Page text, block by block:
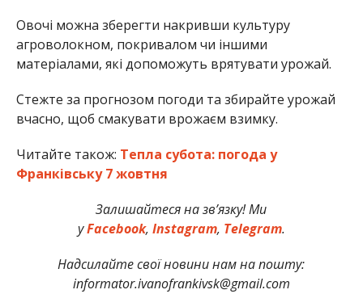
Овочі можна зберегти накривши культуру
агроволокном, покривалом чи іншими
матеріалами, які допоможуть врятувати урожай.
Стежте за прогнозом погоди та збирайте урожай
вчасно, щоб смакувати врожаєм взимку.
Читайте також: Тепла субота: погода у
Франківську 7 жовтня
Залишайтеся на зв’язку! Ми
уFacebook, Instagram, Telegram.
Надсилайте свої новини нам на пошту:
informator.ivanofrankivsk@gmail.com